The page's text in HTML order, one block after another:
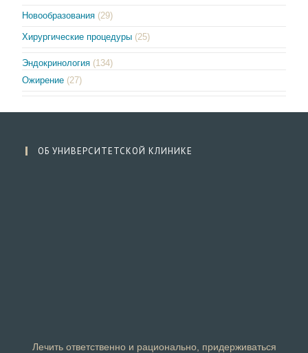
Новообразования (29)
Хирургические процедуры (25)
Эндокринология (134)
Ожирение (27)
ОБ УНИВЕРСИТЕТСКОЙ КЛИНИКЕ
Лечить ответственно и рационально, придерживаться